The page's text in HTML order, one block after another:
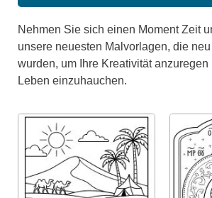
Nehmen Sie sich einen Moment Zeit
unsere neuesten Malvorlagen, die
wurden, um Ihre Kreativität
Leben einzuhauchen.